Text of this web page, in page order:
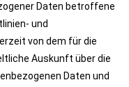
Daten betroffene
und
von dem für die
Auskunft über die
Daten und